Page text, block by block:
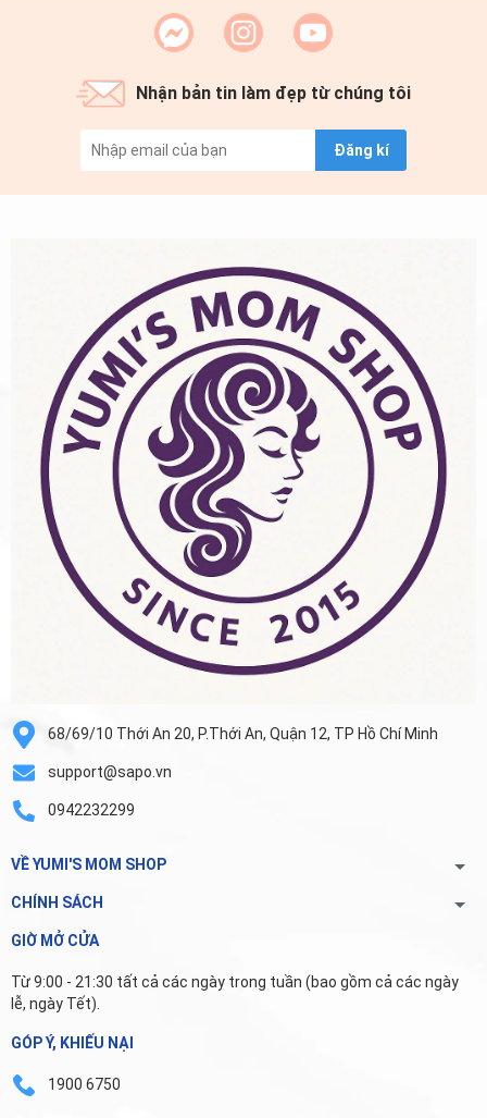
Nhận bản tin làm đẹp từ chúng tôi
Đăng kí
68/69/10 Thới An 20, P.Thới An, Quận 12, TP Hồ Chí Minh
support@sapo.vn
0942232299
VỀ YUMI'S MOM SHOP
CHÍNH SÁCH
GIỜ MỞ CỬA
Từ 9:00 - 21:30 tất cả các ngày trong tuần (bao gồm cả các ngày
lễ, ngày Tết).
GÓP Ý, KHIẾU NẠI
1900 6750